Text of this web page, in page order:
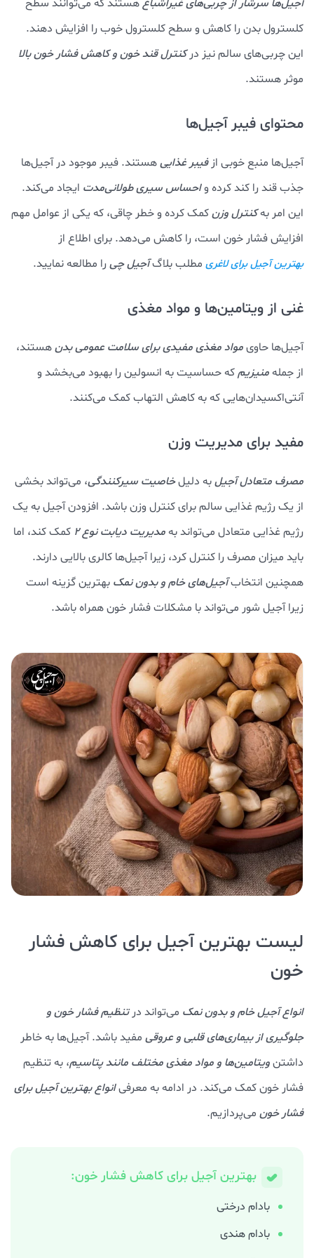
آجیل‌ها سرشار از چربی‌های غیراشباعهستند که می‌توانند سطح
کلسترول بدن را کاهش و سطح کلسترول خوب را افزایش دهند.
این چربی‌های سالم نیز درکنترل قند خون و کاهش فشار خون بالا
موثر هستند.
محتوای فیبر آجیل‌ها
آجیل‌ها منبع خوبی از فیبر غذاییهستند. فیبر موجود در آجیل‌ها
جذب قند را کند کرده واحساس سیری طولانی‌مدت ایجاد می‌کند.
این امر بهکنترل وزنکمک کرده و خطر چاقی، که یکی از عوامل مهم
افزایش فشار خون است، را کاهش می‌دهد. برای اطلاع از
بهترین آجیل برای لاغری مطلب بلاگآجیل چی را مطالعه نمایید.
غنی از ویتامین‌ها و مواد مغذی
آجیل‌ها حاویمواد مغذی مفیدی برای سلامت عمومی بدنهستند،
از جملهمنیزیمکه حساسیت به انسولین را بهبود می‌بخشد و
آنتی‌اکسیدان‌هایی که به کاهش التهاب کمک می‌کنند.
مفید برای مدیریت وزن
مصرف متعادل آجیلبه دلیلخاصیت سیرکنندگی، می‌تواند بخشی
از یک رژیم غذایی سالم برای کنترل وزن باشد. افزودن آجیل به یک
رژیم غذایی متعادل می‌تواند بهمدیریت دیابت نوع ۲ کمک کند، اما
باید میزان مصرف را کنترل کرد، زیرا آجیل‌ها کالری بالایی دارند.
همچنین انتخابآجیل‌های خام و بدون نمک بهترین گزینه است
زیرا آجیل شور می‌تواند با مشکلات فشار خون همراه باشد.
لیست بهترین آجیل برای کاهش فشار
خون
انواع آجیل خام و بدون نمک می‌تواند درتنظیم فشار خون و
جلوگیری از بیماری‌های قلبی و عروقی مفید باشد. آجیل‌ها به خاطر
داشتنویتامین‌ها و مواد مغذی مختلف مانند پتاسیم، به تنظیم
فشار خون کمک می‌کند. در ادامه به معرفیانواع بهترین آجیل برای
فشار خون می‌پردازیم.
بهترین آجیل برای کاهش فشار خون:
بادام درختی
بادام هندی